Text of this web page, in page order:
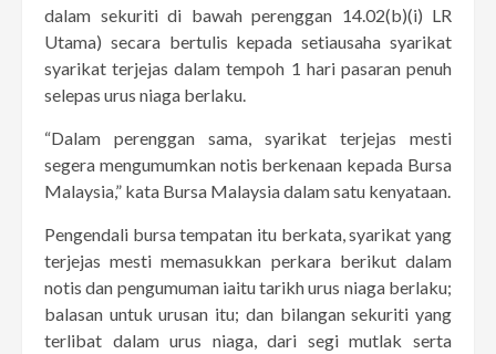
dalam sekuriti di bawah perenggan 14.02(b)(i) LR
Utama) secara bertulis kepada setiausaha syarikat
syarikat terjejas dalam tempoh 1 hari pasaran penuh
selepas urus niaga berlaku.
“Dalam perenggan sama, syarikat terjejas mesti
segera mengumumkan notis berkenaan kepada Bursa
Malaysia,” kata Bursa Malaysia dalam satu kenyataan.
Pengendali bursa tempatan itu berkata, syarikat yang
terjejas mesti memasukkan perkara berikut dalam
notis dan pengumuman iaitu tarikh urus niaga berlaku;
balasan untuk urusan itu; dan bilangan sekuriti yang
terlibat dalam urus niaga, dari segi mutlak serta